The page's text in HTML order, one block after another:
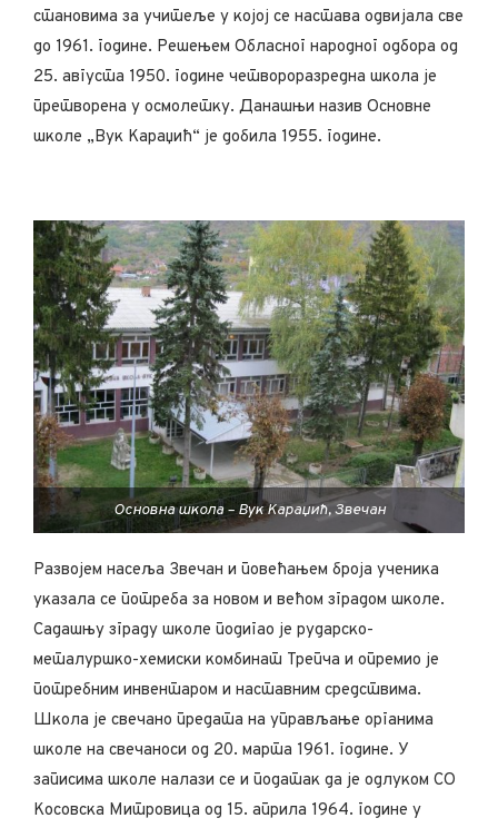
становима за учитеље у којој се настава одвијала све
до 1961. године. Решењем Обласног народног одбора од
25. августа 1950. године четвороразредна школа је
претворена у осмолетку. Данашњи назив Основне
школе „Вук Караџић“ је добила 1955. године.
Основна школа – Вук Караџић, Звечан
Развојем насеља Звечан и повећањем броја ученика
указала се потреба за новом и већом зградом школе.
Садашњу зграду школе подигао је рударско-
металуршко-хемиски комбинат Трепча и опремио је
потребним инвентаром и наставним средствима.
Школа је свечано предата на управљање органима
школе на свечаноси од 20. марта 1961. године. У
записима школе налази се и податак да је одлуком СО
Косовска Митровица од 15. априла 1964. године у